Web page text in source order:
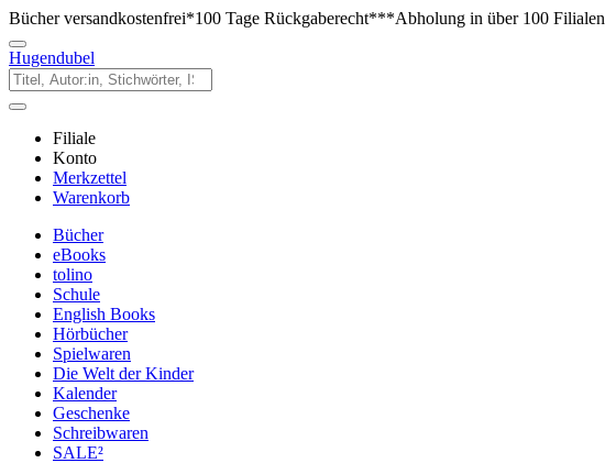
Bücher versandkostenfrei*100 Tage Rückgaberecht***Abholung in über 100 Filialen
Hugendubel
Filiale
Konto
Merkzettel
Warenkorb
Bücher
eBooks
tolino
Schule
English Books
Hörbücher
Spielwaren
Die Welt der Kinder
Kalender
Geschenke
Schreibwaren
SALE²